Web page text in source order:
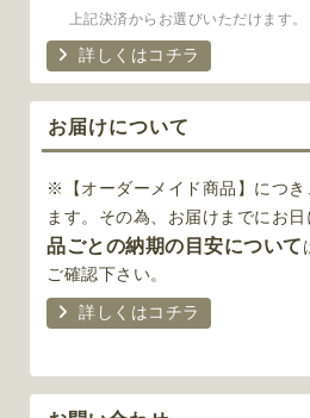
上記決済からお選びいただけます。
詳しくはコチラ
お届けについて
※【オーダーメイド商品】につき
ます。その為、お届けまでにお日
品ごとの納期の目安について
ご確認下さい。
詳しくはコチラ